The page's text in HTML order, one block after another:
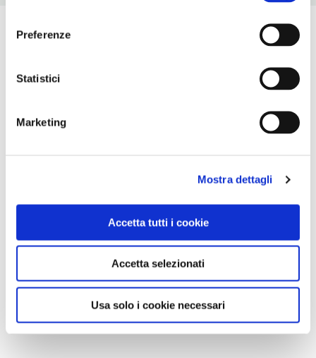
Preferenze
Statistici
Marketing
Mostra dettagli
Accetta tutti i cookie
Accetta selezionati
Usa solo i cookie necessari